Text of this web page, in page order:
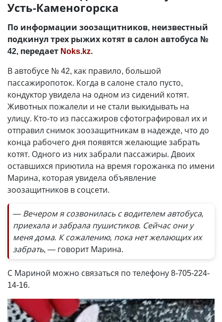
Усть-Каменогорска
По информации зоозащитников, неизвестный
подкинул трех рыжих котят в салон автобуса №
42, передает Noks.kz.
В автобусе № 42, как правило, большой
пассажиропоток. Когда в салоне стало пусто,
кондуктор увидела на одном из сидений котят.
Животных пожалели и не стали выкидывать на
улицу. Кто-то из пассажиров сфотографировал их и
отправил снимок зоозащитникам в надежде, что до
конца рабочего дня появятся желающие забрать
котят. Одного из них забрали пассажиры. Двоих
оставшихся приютила на время горожанка по имени
Марина, которая увидела объявление
зоозащитников в соцсети.
— Вечером я созвонилась с водителем автобуса,
приехала и забрала пушистиков. Сейчас они у
меня дома. К сожалению, пока нет желающих их
забрать, — говорит Марина.
С Мариной можно связаться по телефону 8-705-224-
14-16.